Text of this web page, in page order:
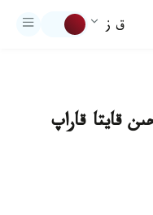
ق ز
قايتا قاراپ